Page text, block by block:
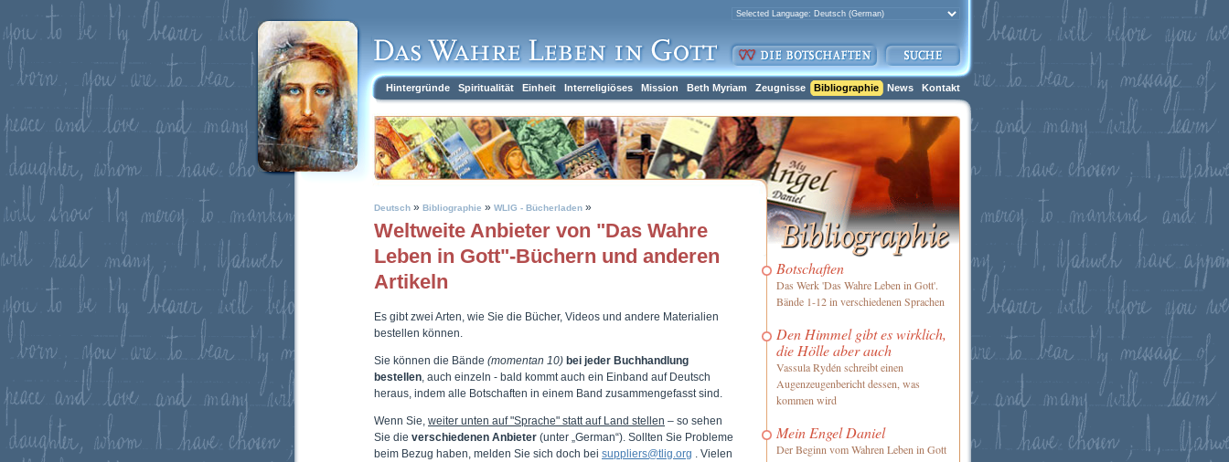
Hintergründe Spiritualität Einheit Interreligiöses Mission Beth Myriam Zeugnisse Bibliographie News Kontakt
Deutsch » Bibliographie » WLIG - Bücherladen »
Weltweite Anbieter von "Das Wahre
Leben in Gott"-Büchern und anderen
Artikeln
Es gibt zwei Arten, wie Sie die Bücher, Videos und andere Materialien
bestellen können.
Sie können die Bände (momentan 10) bei jeder Buchhandlung
bestellen , auch einzeln - bald kommt auch ein Einband auf Deutsch
heraus, indem alle Botschaften in einem Band zusammengefasst sind.
Wenn Sie, weiter unten auf "Sprache" statt auf Land stellen – so sehen
Sie die verschiedenen Anbieter (unter „German“). Sollten Sie Probleme
beim Bezug haben, melden Sie sich doch bei suppliers@tlig.org . Vielen
Botschaften
Das Werk 'Das Wahre Leben in Gott'.
Bände 1-12 in verschiedenen Sprachen
Den Himmel gibt es wirklich,
die Hölle aber auch
Vassula Rydén schreibt einen
Augenzeugenbericht dessen, was
kommen wird
Mein Engel Daniel
Der Beginn vom Wahren Leben in Gott